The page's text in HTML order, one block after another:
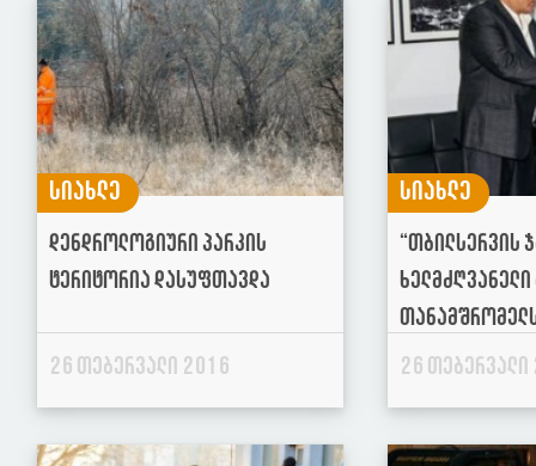
სიახლე
დენდროლოგიური პარკის
ტერიტორია დასუფთავდა
26 თებერვალი 2016
სიახლე
“თბილსერვის
ხელმძღვანელი
26 თებერვალი